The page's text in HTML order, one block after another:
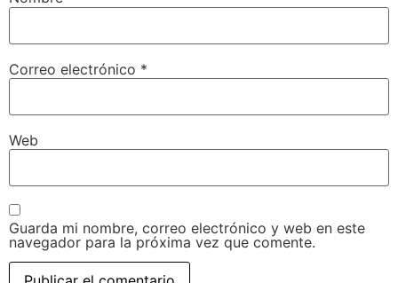
Correo electrónico *
Web
Guarda mi nombre, correo electrónico y web en este
navegador para la próxima vez que comente.